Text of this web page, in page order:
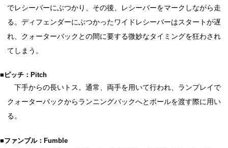
でレシーバーにぶつかり、その後、レシーバーをマークしながら走
る。ディフェンダーにぶつかったワイドレシーバーはスタートが遅
れ、クォーターバックとの間に要する微妙なタイミングを狂わされ
てしまう。
■ピッチ：Pitch
下手からの長いトス。通常、両手を用いて行われ、ランプレイで
クォーターバックからランニングバックへとボールを渡す際に用い
る。
■ファンブル：Fumble